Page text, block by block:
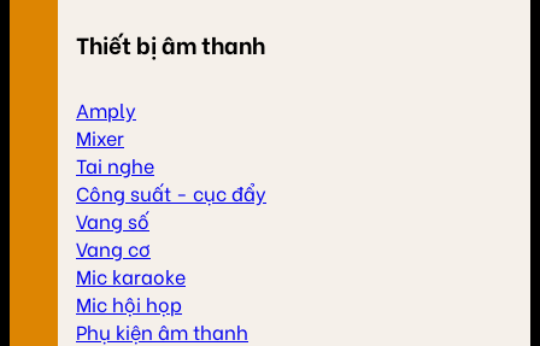
Thiết bị âm thanh
Amply
Mixer
Tai nghe
Công suất - cục đẩy
Vang số
Vang cơ
Mic karaoke
Mic hội họp
Phụ kiện âm thanh